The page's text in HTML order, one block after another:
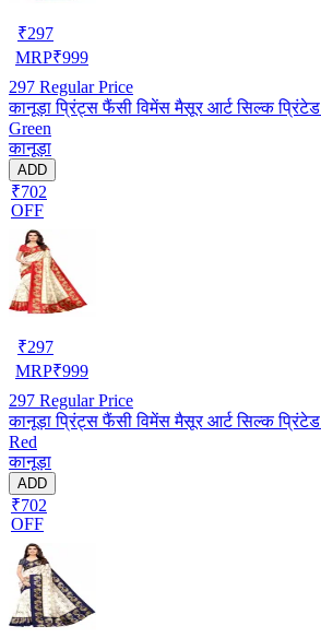
₹297
MRP₹999
297 Regular Price
कानूड़ा प्रिंट्स फैंसी विमेंस मैसूर आर्ट सिल्क
Green
कानूड़ा
ADD
₹702
OFF
₹297
MRP₹999
297 Regular Price
कानूड़ा प्रिंट्स फैंसी विमेंस मैसूर आर्ट सिल्क
Red
कानूड़ा
ADD
₹702
OFF